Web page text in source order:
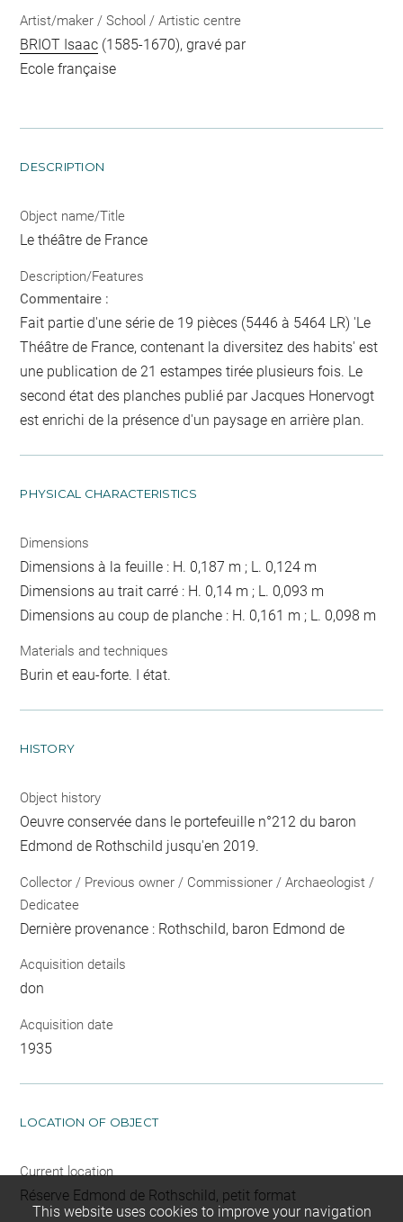
Artist/maker / School / Artistic centre
BRIOT Isaac (1585-1670), gravé par
Ecole française
DESCRIPTION
Object name/Title
Le théâtre de France
Description/Features
Commentaire :
Fait partie d'une série de 19 pièces (5446 à 5464 LR) 'Le
Théâtre de France, contenant la diversitez des habits' est
une publication de 21 estampes tirée plusieurs fois. Le
second état des planches publié par Jacques Honervogt
est enrichi de la présence d'un paysage en arrière plan.
PHYSICAL CHARACTERISTICS
Dimensions
Dimensions à la feuille : H. 0,187 m ; L. 0,124 m
Dimensions au trait carré : H. 0,14 m ; L. 0,093 m
Dimensions au coup de planche : H. 0,161 m ; L. 0,098 m
Materials and techniques
Burin et eau-forte. I état.
HISTORY
Object history
Oeuvre conservée dans le portefeuille n°212 du baron
Edmond de Rothschild jusqu'en 2019.
Collector / Previous owner / Commissioner / Archaeologist /
Dedicatee
Dernière provenance : Rothschild, baron Edmond de
Acquisition details
don
Acquisition date
1935
LOCATION OF OBJECT
Current location
Réserve Edmond de Rothschild, petit format
This website uses cookies to improve your navigation